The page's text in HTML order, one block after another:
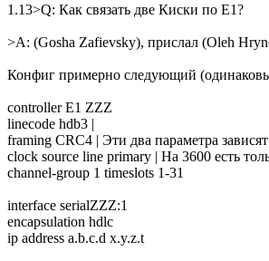
1.13>Q: Как связать две Киски по Е1?
>A: (Gosha Zafievsky), прислал (Oleh
Конфиг пpимеpно следующий
controller E1 ZZZ
linecode hdb3 |
framing CRC4 | Эти два паpаметpа
clock source line primary | Hа 3600 есть
channel-group 1 timeslots 1-31
interface serialZZZ:1
encapsulation hdlc
ip address a.b.c.d x.y.z.t